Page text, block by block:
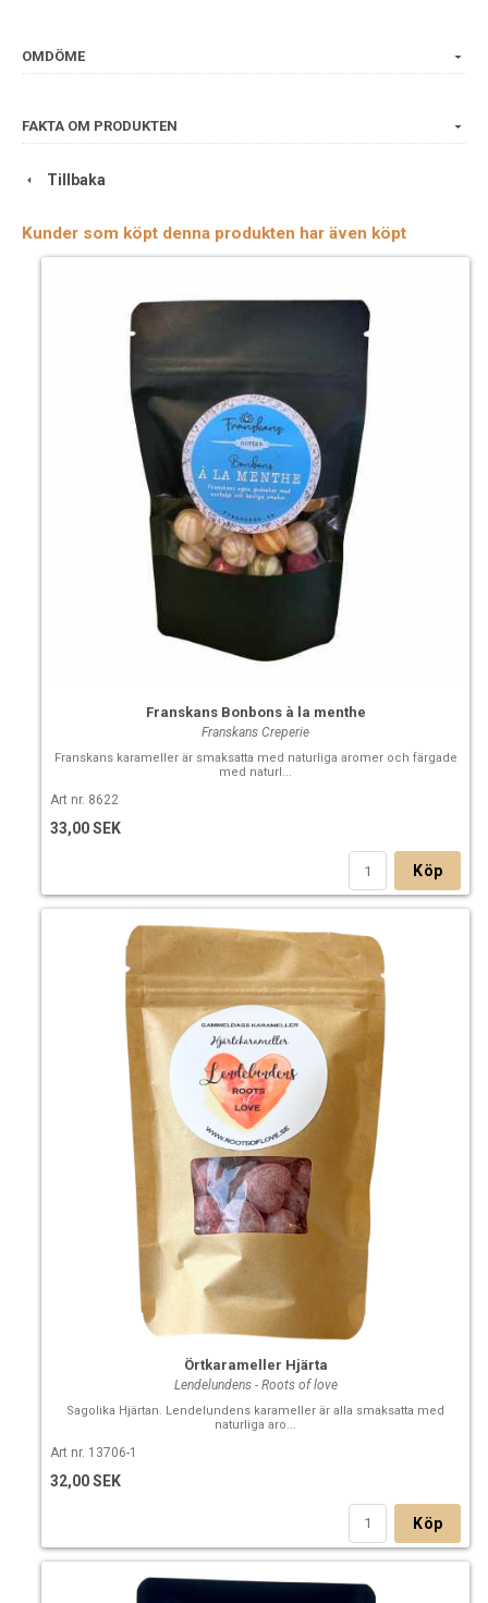
OMDÖME
FAKTA OM PRODUKTEN
Tillbaka
Kunder som köpt denna produkten har även köpt
Franskans Bonbons à la menthe
Franskans Creperie
Franskans karameller är smaksatta med naturliga aromer och färgade
med naturl...
Art nr. 8622
33,00 SEK
Köp
Örtkarameller Hjärta
Lendelundens - Roots of love
Sagolika Hjärtan. Lendelundens karameller är alla smaksatta med
naturliga aro...
Art nr. 13706-1
32,00 SEK
Köp